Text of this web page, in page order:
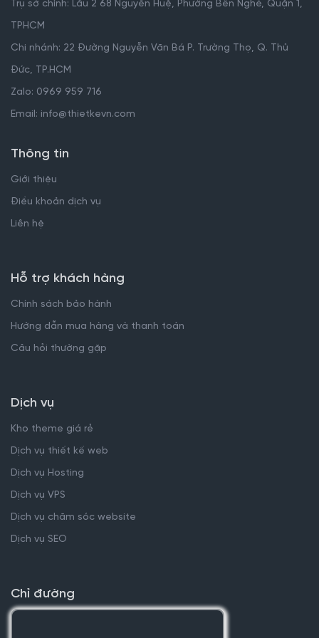
Trụ sở chính: Lầu 2 68 Nguyễn Huệ, Phường Bến Nghé, Quận 1,
TPHCM
Chi nhánh: 22 Đường Nguyễn Văn Bá P. Trường Thọ, Q. Thủ
Đức, TP.HCM
Zalo: 0969 959 716
Email: info@thietkevn.com
Thông tin
Giới thiệu
Điều khoản dịch vụ
Liên hệ
Hỗ trợ khách hàng
Chính sách bảo hành
Hướng dẫn mua hàng và thanh toán
Câu hỏi thường gặp
Dịch vụ
Kho theme giá rẻ
Dịch vụ thiết kế web
Dịch vụ Hosting
Dịch vụ VPS
Dịch vụ chăm sóc website
Dịch vụ SEO
Chỉ đường